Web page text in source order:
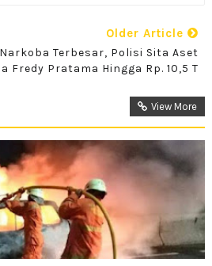
Older Article
Terbesar, Polisi Sita Aset
Fredy Pratama Hingga Rp. 10,5 T
View More